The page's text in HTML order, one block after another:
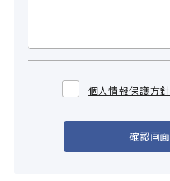
個人情報保護方針